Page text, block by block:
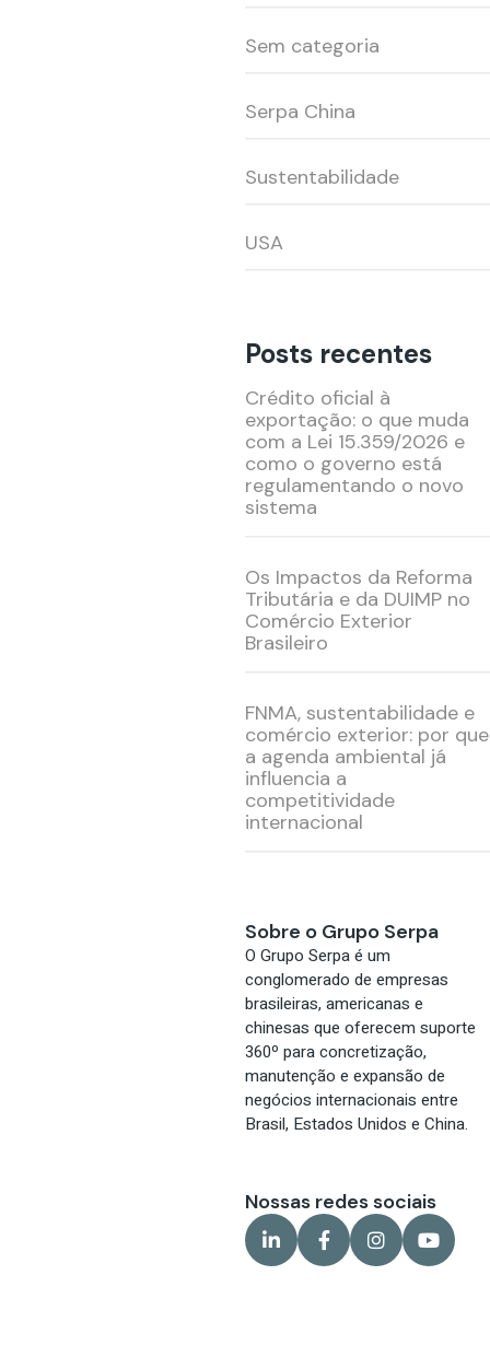
Sem categoria
Serpa China
Sustentabilidade
USA
Posts recentes
Crédito oficial à
exportação: o que muda
com a Lei 15.359/2026 e
como o governo está
regulamentando o novo
sistema
Os Impactos da Reforma
Tributária e da DUIMP no
Comércio Exterior
Brasileiro
FNMA, sustentabilidade e
comércio exterior: por que
a agenda ambiental já
influencia a
competitividade
internacional
Sobre o Grupo Serpa
O Grupo Serpa é um
conglomerado de empresas
brasileiras, americanas e
chinesas que oferecem suporte
360º para concretização,
manutenção e expansão de
negócios internacionais entre
Brasil, Estados Unidos e China.
Nossas redes sociais